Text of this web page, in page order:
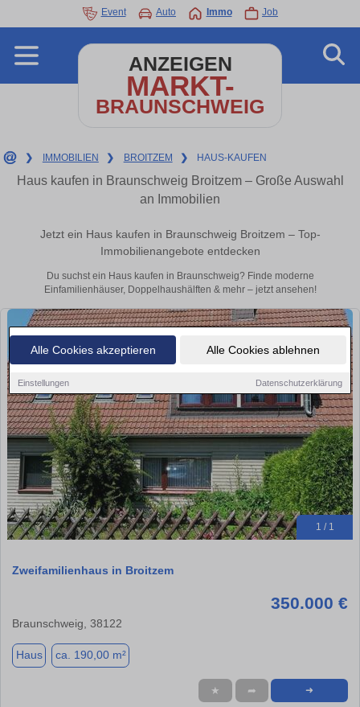
Alle Cookies akzeptieren Alle Cookies ablehnen
Einstellungen Datenschutzerklärung
Event Auto Immo Job
ANZEIGEN
MARKT-
BRAUNSCHWEIG
❯ IMMOBILIEN ❯ BROITZEM ❯ HAUS-KAUFEN
Haus kaufen in Braunschweig Broitzem – Große Auswahl
an Immobilien
Jetzt ein Haus kaufen in Braunschweig Broitzem – Top-
Immobilienangebote entdecken
Du suchst ein Haus kaufen in Braunschweig? Finde moderne
Einfamilienhäuser, Doppelhaushälften & mehr – jetzt ansehen!
1 / 1
Zweifamilienhaus in Broitzem
350.000 €
Braunschweig, 38122
Haus ca. 190,00 m²
★ ➦ ➜